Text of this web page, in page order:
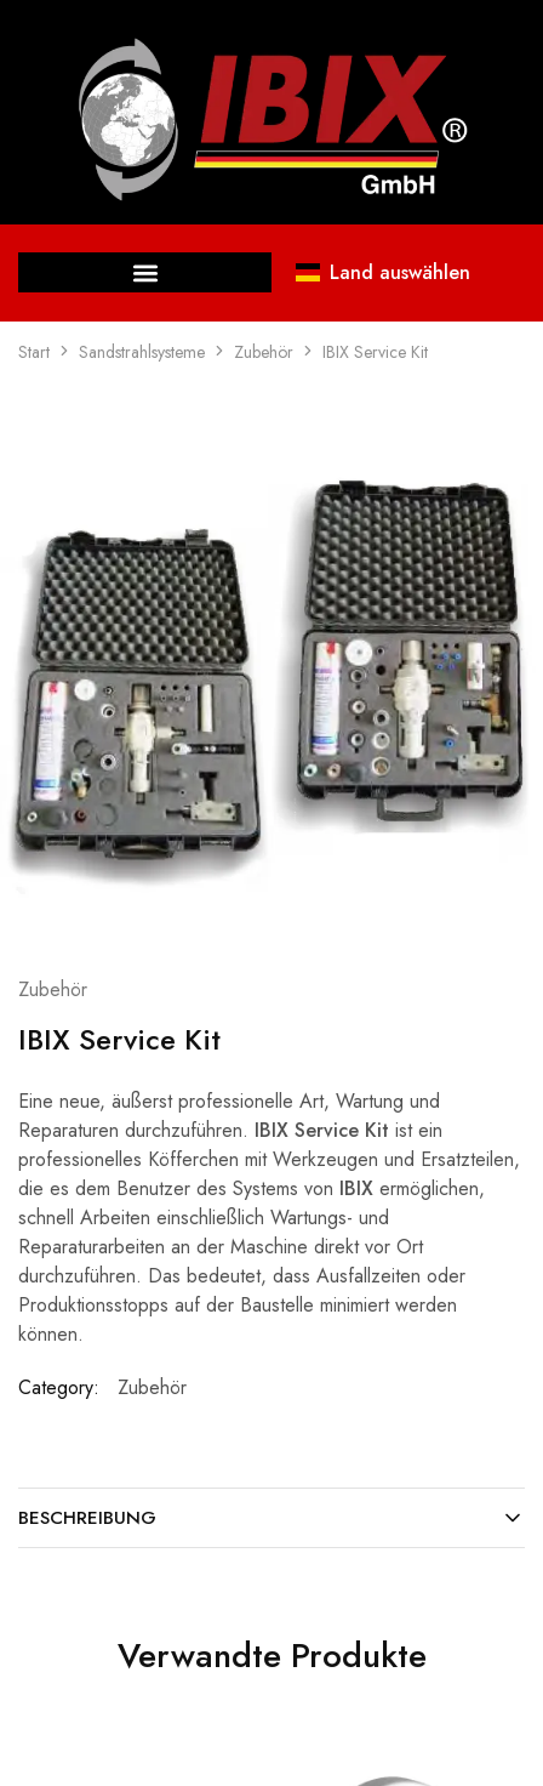
Land auswählen
Start Sandstrahlsysteme Zubehör IBIX Service Kit
Zubehör
IBIX Service Kit
Eine neue, äußerst professionelle Art, Wartung und
Reparaturen durchzuführen. IBIX Service Kit ist ein
professionelles Köfferchen mit Werkzeugen und Ersatzteilen,
die es dem Benutzer des Systems von IBIX ermöglichen,
schnell Arbeiten einschließlich Wartungs- und
Reparaturarbeiten an der Maschine direkt vor Ort
durchzuführen. Das bedeutet, dass Ausfallzeiten oder
Produktionsstopps auf der Baustelle minimiert werden
können.
Category:
Zubehör
BESCHREIBUNG
Verwandte Produkte